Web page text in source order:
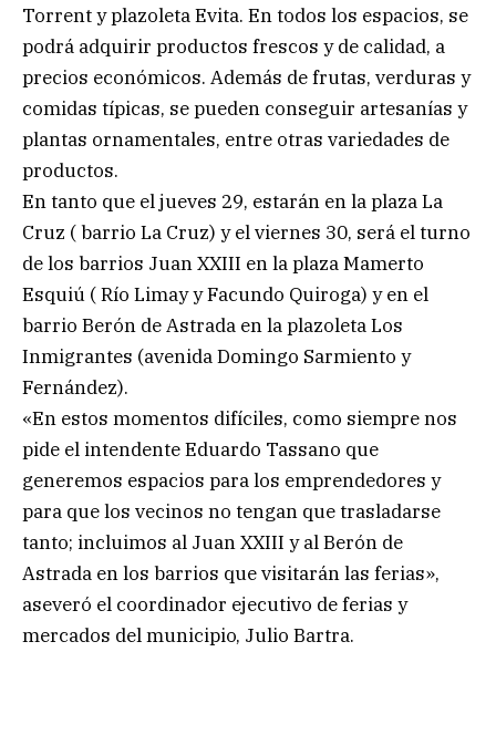
Torrent y plazoleta Evita. En todos los espacios, se
podrá adquirir productos frescos y de calidad, a
precios económicos. Además de frutas, verduras y
comidas típicas, se pueden conseguir artesanías y
plantas ornamentales, entre otras variedades de
productos.
En tanto que el jueves 29, estarán en la plaza La
Cruz ( barrio La Cruz) y el viernes 30, será el turno
de los barrios Juan XXIII en la plaza Mamerto
Esquiú ( Río Limay y Facundo Quiroga) y en el
barrio Berón de Astrada en la plazoleta Los
Inmigrantes (avenida Domingo Sarmiento y
Fernández).
«En estos momentos difíciles, como siempre nos
pide el intendente Eduardo Tassano que
generemos espacios para los emprendedores y
para que los vecinos no tengan que trasladarse
tanto; incluimos al Juan XXIII y al Berón de
Astrada en los barrios que visitarán las ferias»,
aseveró el coordinador ejecutivo de ferias y
mercados del municipio, Julio Bartra.